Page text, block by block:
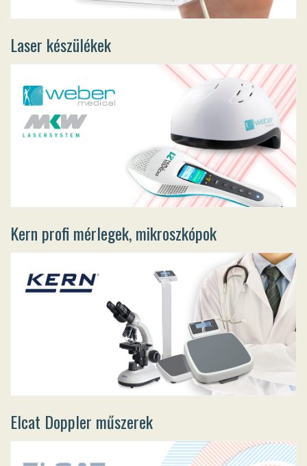
Laser készülékek
Kern profi mérlegek, mikroszkópok
Elcat Doppler műszerek